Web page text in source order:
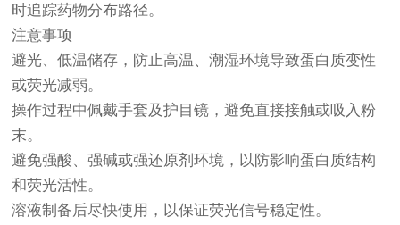
时追踪药物分布路径。
注意事项
避光、低温储存，防止高温、潮湿环境导致蛋白质变性
或荧光减弱。
操作过程中佩戴手套及护目镜，避免直接接触或吸入粉
末。
避免强酸、强碱或强还原剂环境，以防影响蛋白质结构
和荧光活性。
溶液制备后尽快使用，以保证荧光信号稳定性。